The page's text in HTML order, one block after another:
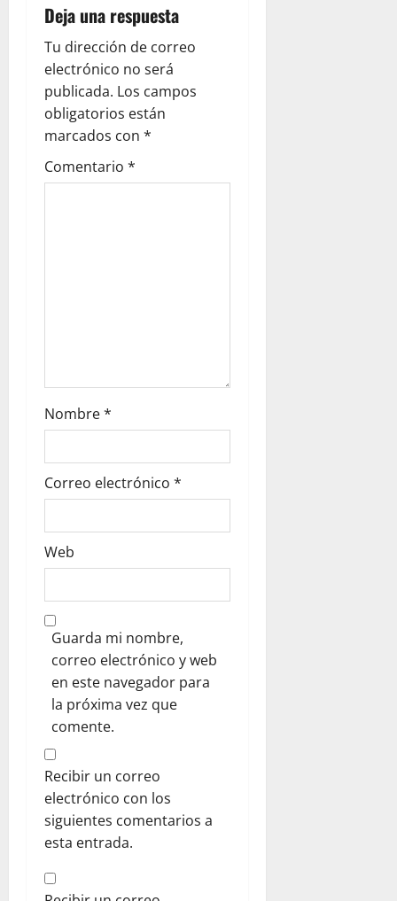
c
i
ó
n
d
a
d
a
s
Deja una respuesta
Tu dirección de correo
electrónico no será
publicada. Los campos
obligatorios están
marcados con *
Comentario *
Nombre*
Correo electrónico *
Web
Guarda mi nombre,
correo electrónico y web
en este navegador para
la próxima vez que
comente.
Recibir un correo
electrónico con los
siguientes comentarios a
esta entrada.